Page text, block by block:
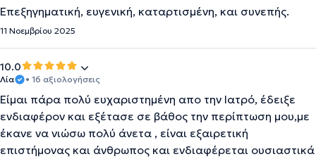
Επεξηγηματική, ευγενική, καταρτισμένη, και συνεπής.
11 Νοεμβρίου 2025
10.0
Λία • 16 αξιολογήσεις
Είμαι πάρα πολύ ευχαριστημένη απο την Ιατρό, έδειξε
ενδιαφέρον και εξέτασε σε βάθος την περίπτωση μου,με
έκανε να νιώσω πολύ άνετα , είναι εξαιρετική
επιστήμονας και άνθρωπος και ενδιαφέρεται ουσιαστικά